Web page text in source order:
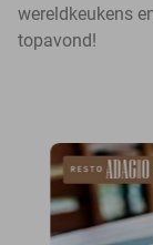
wereldkeukens
topavond!